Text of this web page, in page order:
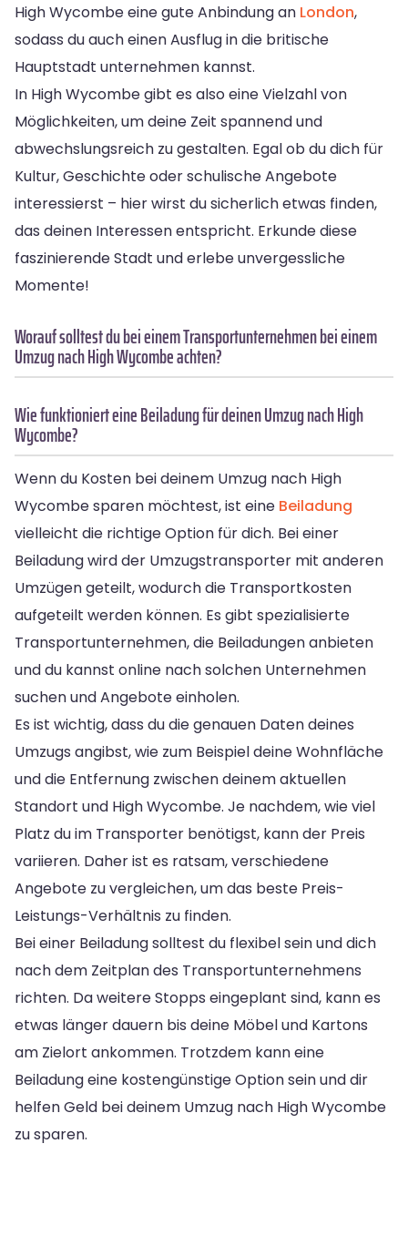
High Wycombe eine gute Anbindung an London,
sodass du auch einen Ausflug in die britische
Hauptstadt unternehmen kannst.
In High Wycombe gibt es also eine Vielzahl von
Möglichkeiten, um deine Zeit spannend und
abwechslungsreich zu gestalten. Egal ob du dich für
Kultur, Geschichte oder schulische Angebote
interessierst – hier wirst du sicherlich etwas finden,
das deinen Interessen entspricht. Erkunde diese
faszinierende Stadt und erlebe unvergessliche
Momente!
Worauf solltest du bei einem Transportunternehmen bei einem
Umzug nach High Wycombe achten?
Wie funktioniert eine Beiladung für deinen Umzug nach High
Wycombe?
Wenn du Kosten bei deinem Umzug nach High
Wycombe sparen möchtest, ist eine Beiladung
vielleicht die richtige Option für dich. Bei einer
Beiladung wird der Umzugstransporter mit anderen
Umzügen geteilt, wodurch die Transportkosten
aufgeteilt werden können. Es gibt spezialisierte
Transportunternehmen, die Beiladungen anbieten
und du kannst online nach solchen Unternehmen
suchen und Angebote einholen.
Es ist wichtig, dass du die genauen Daten deines
Umzugs angibst, wie zum Beispiel deine Wohnfläche
und die Entfernung zwischen deinem aktuellen
Standort und High Wycombe. Je nachdem, wie viel
Platz du im Transporter benötigst, kann der Preis
variieren. Daher ist es ratsam, verschiedene
Angebote zu vergleichen, um das beste Preis-
Leistungs-Verhältnis zu finden.
Bei einer Beiladung solltest du flexibel sein und dich
nach dem Zeitplan des Transportunternehmens
richten. Da weitere Stopps eingeplant sind, kann es
etwas länger dauern bis deine Möbel und Kartons
am Zielort ankommen. Trotzdem kann eine
Beiladung eine kostengünstige Option sein und dir
helfen Geld bei deinem Umzug nach High Wycombe
zu sparen.